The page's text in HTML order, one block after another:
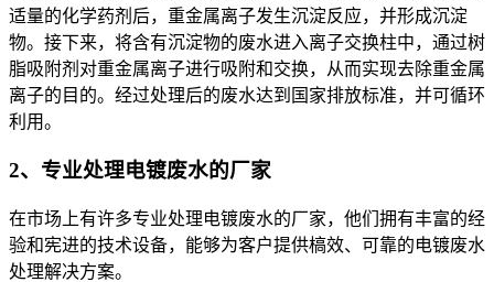
适量的化学药剂后，重金属离子发生沉淀反应，并形成沉淀
物。接下来，将含有沉淀物的废水进入离子交换柱中，通过树
脂吸附剂对重金属离子进行吸附和交换，从而实现去除重金属
离子的目的。经过处理后的废水达到国家排放标准，并可循环
利用。
2、专业处理电镀废水的厂家
在市场上有许多专业处理电镀废水的厂家，他们拥有丰富的经
验和宪进的技术设备，能够为客户提供槁效、可靠的电镀废水
处理解决方案。